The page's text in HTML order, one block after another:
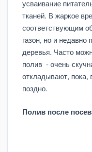
усваивание
тканей. В жаркое
соответствующим
газон, но и недавно
деревья. Часто
полив - очень
откладывают, пока,
поздно.
Полив после